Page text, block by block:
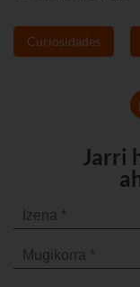
Curiosidades
Jarri